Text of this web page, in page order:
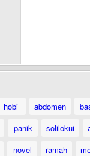
hobi abdomen
panik solilokui
novel ramah